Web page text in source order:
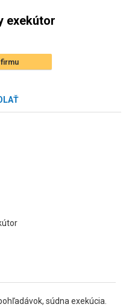
exekútor
súdna exekúcia.